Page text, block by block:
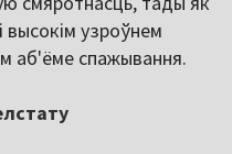
высокім узроўнем
аб'ёме спажывання.